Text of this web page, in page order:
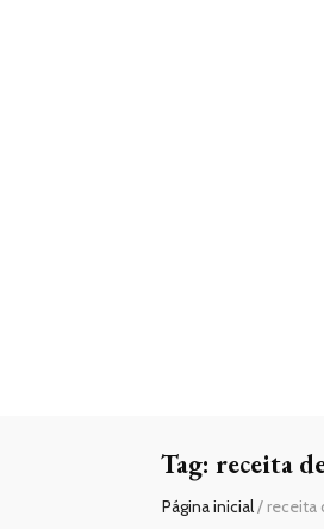
Tag: receita
Página inicial/ receita